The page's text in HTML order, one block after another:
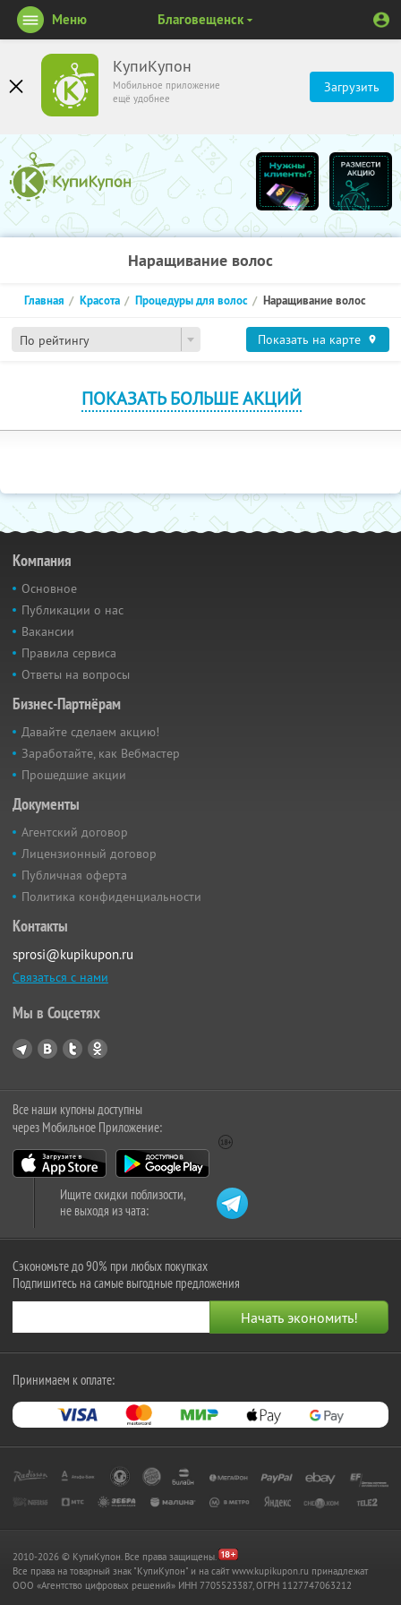
КупиКупон
Мобильное приложение
ещё удобнее
Загрузить
Меню Благовещенск
Наращивание волос
По рейтингу
Главная Красота Процедуры для волос Наращивание волос
Показать на карте
ПОКАЗАТЬ БОЛЬШЕ АКЦИЙ
Компания
Основное
Публикации о нас
Вакансии
Правила сервиса
Ответы на вопросы
Бизнес-Партнёрам
Давайте сделаем акцию!
Заработайте, как Вебмастер
Прошедшие акции
Документы
Агентский договор
Лицензионный договор
Публичная оферта
Политика конфиденциальности
Контакты
sprosi@kupikupon.ru
Связаться с нами
Мы в Соцсетях
Все наши купоны доступны
через Мобильное Приложение:
Ищите скидки поблизости,
не выходя из чата:
Сэкономьте до 90% при любых покупках
Подпишитесь на самые выгодные предложения
Принимаем к оплате:
2010-2026 © КупиКупон. Все права защищены.
Все права на товарный знак "КупиКупон" и на сайт www.kupikupon.ru принадлежат
OOO «Агентство цифровых решений» ИНН 7705523387, ОГРН 1127747063212